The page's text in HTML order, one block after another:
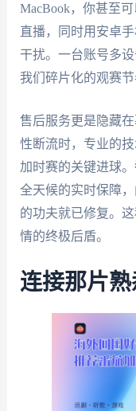
MacBook，你甚至
直播，同时用安卓
干扰。一台账号多
我们碎片化的观赛节
售后服务更是隐藏
性断流时，专业的
加时赛的关键进球。
全天候的实时保障
的功夫就已修复。
情的终极后盾。
连接那片